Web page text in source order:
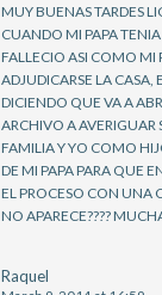
MUY BUENAS TARDES
CUANDO MI PAPA
FALLECIO ASI COMO MI
ADJUDICARSE LA CASA,
DICIENDO QUE VA A
ARCHIVO A AVERIGUAR
FAMILIA Y YO COMO
DE MI PAPA PARA QUE
EL PROCESO CON UNA
NO APARECE????
Raquel